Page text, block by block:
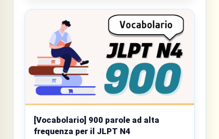
[Vocabolario] 900 parole ad alta
frequenza per il JLPT N4